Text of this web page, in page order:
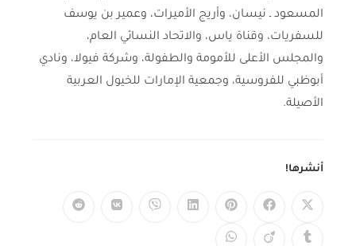
المسعود ـ نيسان، وأريج الأميرات، وعمير بن يوسف
للسفريات، وقناة ياس، والاتحاد النسائي العام،
والمجلس الأعلى للأمومة والطفولة، وشركة فيولا، ونادي
أبوظبي للفروسية، وجمعية الإمارات للخيول العربية
الأصيلة.
أنشرها!